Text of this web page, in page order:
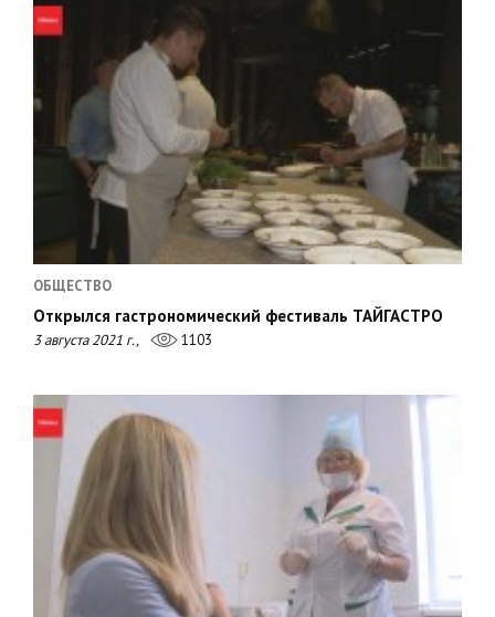
ОБЩЕСТВО
Открылся гастрономический фестиваль ТАЙГАСТРО
3 августа 2021 г., 1103